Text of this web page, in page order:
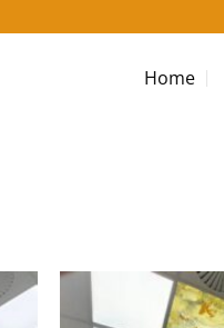
Home